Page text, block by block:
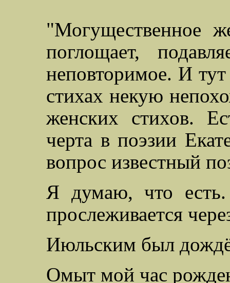
"Могущественное
поглощает,
неповторимое. И
стихах некую
женских стихов.
черта в поэзии
вопрос известный
Я думаю, что есть.
прослеживается
Июльским был
Омыт мой час